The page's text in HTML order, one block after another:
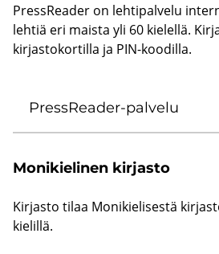
PressReader on lehtipalvelu
lehtiä eri maista yli 60 kielellä.
kirjastokortilla ja PIN-koodilla.
PressReader-​palvelu
Mo­ni­kie­li­nen kir­jas­to
Kir­jas­to tilaa Mo­ni­kie­li­ses­tä
kie­lil­lä.